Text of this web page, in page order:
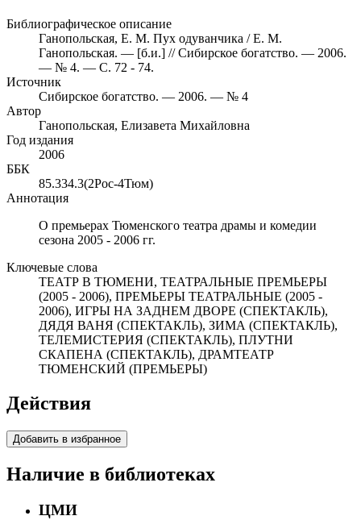
Библиографическое описание
Ганопольская, Е. М. Пух одуванчика / Е. М.
Ганопольская. — [б.и.] // Сибирское богатство. — 2006.
— № 4. — С. 72 - 74.
Источник
Сибирское богатство. — 2006. — № 4
Автор
Ганопольская, Елизавета Михайловна
Год издания
2006
ББК
85.334.3(2Рос-4Тюм)
Аннотация
О премьерах Тюменского театра драмы и комедии
сезона 2005 - 2006 гг.
Ключевые слова
ТЕАТР В ТЮМЕНИ, ТЕАТРАЛЬНЫЕ ПРЕМЬЕРЫ
(2005 - 2006), ПРЕМЬЕРЫ ТЕАТРАЛЬНЫЕ (2005 -
2006), ИГРЫ НА ЗАДНЕМ ДВОРЕ (СПЕКТАКЛЬ),
ДЯДЯ ВАНЯ (СПЕКТАКЛЬ), ЗИМА (СПЕКТАКЛЬ),
ТЕЛЕМИСТЕРИЯ (СПЕКТАКЛЬ), ПЛУТНИ
СКАПЕНА (СПЕКТАКЛЬ), ДРАМТЕАТР
ТЮМЕНСКИЙ (ПРЕМЬЕРЫ)
Действия
Добавить в избранное
Наличие в библиотеках
ЦМИ